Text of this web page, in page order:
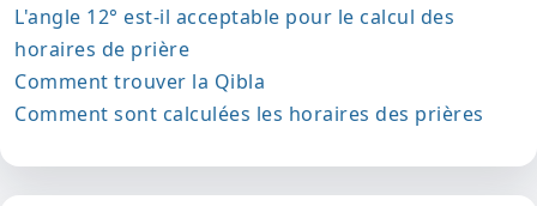
L'angle 12° est-il acceptable pour le calcul des
horaires de prière
Comment trouver la Qibla
Comment sont calculées les horaires des prières